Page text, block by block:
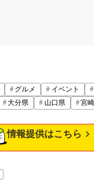
グルメ イベント
大分県 山口県 宮
情報提供はこちら